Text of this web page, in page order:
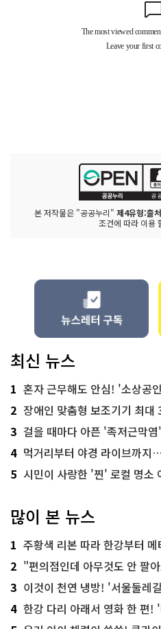
본 저작물은 "공공누리" 제4유형:출
조건에 따라 이용
최신 뉴스
1 혼자 근무해도 안심! '소상공
2 장애인 맞춤형 보조기기 최대 3
3 걸을 때마다 아픈 '족저근막염'…
4 먹거리부터 야경 라이브까지
5 시민이 사랑한 '찐' 로컬 명소 어
많이 본 뉴스
1 주황색 리본 따라 한강부터 메타세
2 "편의점인데 아무것도 안 팔아요" 서
3 이것이 천연 냉방! '서울둘레
4 한강 다리 아래서 영화 한 편!